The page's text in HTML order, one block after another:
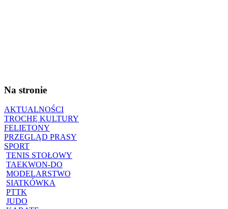
Na stronie
AKTUALNOŚCI
TROCHĘ KULTURY
FELIETONY
PRZEGLĄD PRASY
SPORT
TENIS STOŁOWY
TAEKWON-DO
MODELARSTWO
SIATKÓWKA
PTTK
JUDO